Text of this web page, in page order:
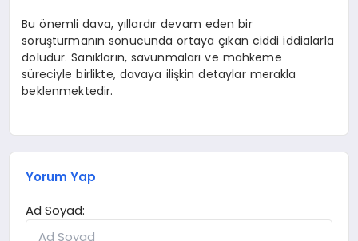
Bu önemli dava, yıllardır devam eden bir
soruşturmanın sonucunda ortaya çıkan ciddi iddialarla
doludur. Sanıkların, savunmaları ve mahkeme
süreciyle birlikte, davaya ilişkin detaylar merakla
beklenmektedir.
Yorum Yap
Ad Soyad: